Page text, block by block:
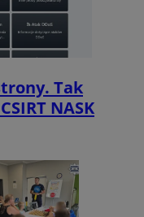
Tak
NASK